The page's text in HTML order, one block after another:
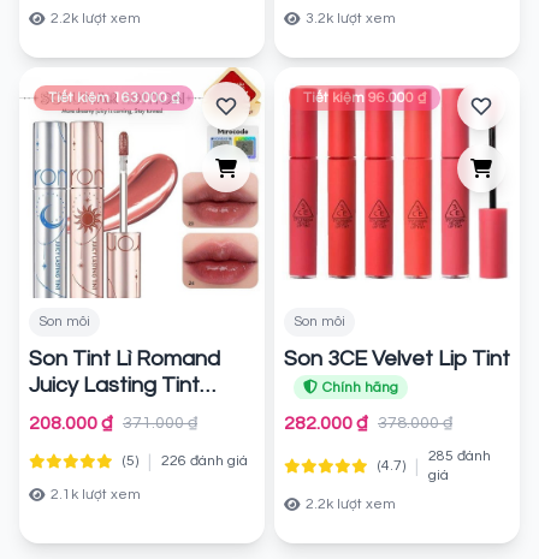
2.2k lượt xem
3.2k lượt xem
Tiết kiệm 163.000 ₫
Son môi
Son Tint Lì Romand
Juicy Lasting Tint
Solunar Edition 5.5g
208.000 ₫ 371.000 ₫
(5) 226 đánh giá
2.1k lượt xem
Tiết kiệm 96.000 ₫
Son môi
Son 3CE Velvet Lip Tint
Chính hãng
282.000 ₫ 378.000 ₫
(4.7)
285 đánh
giá
2.2k lượt xem